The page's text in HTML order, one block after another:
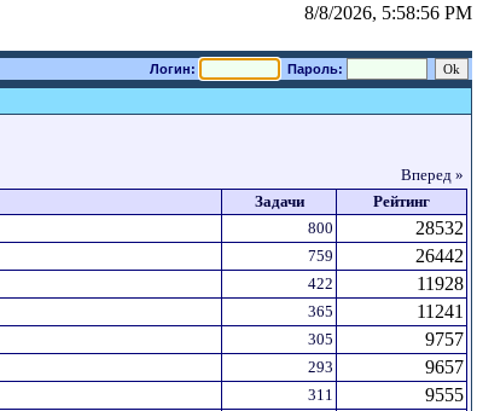
8/8/2026, 5:58:56 PM
Логин: Пароль:
Вперед »
Задачи Рейтинг
800
28532
759
26442
422
11928
365
11241
305
9757
293
9657
311
9555